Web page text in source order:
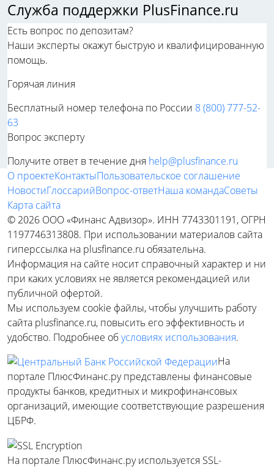
Служба поддержки PlusFinance.ru
Есть вопрос по депозитам?
Наши эксперты окажут быструю и квалифицированную
помощь.
Горячая линия
Бесплатный номер телефона по России 8 (800) 777-52-
63
Вопрос эксперту
Получите ответ в течение дня help@plusfinance.ru
О проектеКонтактыПользовательское соглашение
НовостиГлоссарийВопрос-ответНаша командаСоветы
Карта сайта
© 2026 ООО «Финанс Адвизор». ИНН 7743301191, ОГРН
1197746313808. При использовании материалов сайта
гиперссылка на plusfinance.ru обязательна.
Информация на сайте носит справочный характер и ни
при каких условиях не является рекомендацией или
публичной офертой.
Мы используем cookie файлы, чтобы улучшить работу
сайта plusfinance.ru, повысить его эффективность и
удобство. Подробнее обусловиях использования.
На
портале ПлюсФинанс.ру представлены финансовые
продукты банков, кредитных и микрофинансовых
организаций, имеющие соответствующие разрешения
ЦБРФ.
На портале ПлюсФинанс.ру используется SSL-